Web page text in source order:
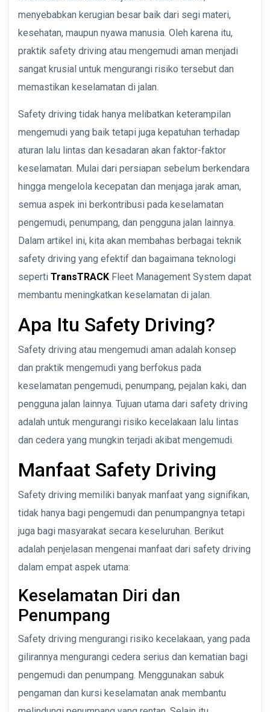
menyebabkan kerugian besar baik dari segi materi,
kesehatan, maupun nyawa manusia. Oleh karena itu,
praktik safety driving atau mengemudi aman menjadi
sangat krusial untuk mengurangi risiko tersebut dan
memastikan keselamatan di jalan.
Safety driving tidak hanya melibatkan keterampilan
mengemudi yang baik tetapi juga kepatuhan terhadap
aturan lalu lintas dan kesadaran akan faktor-faktor
keselamatan. Mulai dari persiapan sebelum berkendara
hingga mengelola kecepatan dan menjaga jarak aman,
semua aspek ini berkontribusi pada keselamatan
pengemudi, penumpang, dan pengguna jalan lainnya.
Dalam artikel ini, kita akan membahas berbagai teknik
safety driving yang efektif dan bagaimana teknologi
seperti TransTRACK Fleet Management System dapat
membantu meningkatkan keselamatan di jalan.
Apa Itu Safety Driving?
Safety driving atau mengemudi aman adalah konsep
dan praktik mengemudi yang berfokus pada
keselamatan pengemudi, penumpang, pejalan kaki, dan
pengguna jalan lainnya. Tujuan utama dari safety driving
adalah untuk mengurangi risiko kecelakaan lalu lintas
dan cedera yang mungkin terjadi akibat mengemudi.
Manfaat Safety Driving
Safety driving memiliki banyak manfaat yang signifikan,
tidak hanya bagi pengemudi dan penumpangnya tetapi
juga bagi masyarakat secara keseluruhan. Berikut
adalah penjelasan mengenai manfaat dari safety driving
dalam empat aspek utama:
Keselamatan Diri dan
Penumpang
Safety driving mengurangi risiko kecelakaan, yang pada
gilirannya mengurangi cedera serius dan kematian bagi
pengemudi dan penumpang. Menggunakan sabuk
pengaman dan kursi keselamatan anak membantu